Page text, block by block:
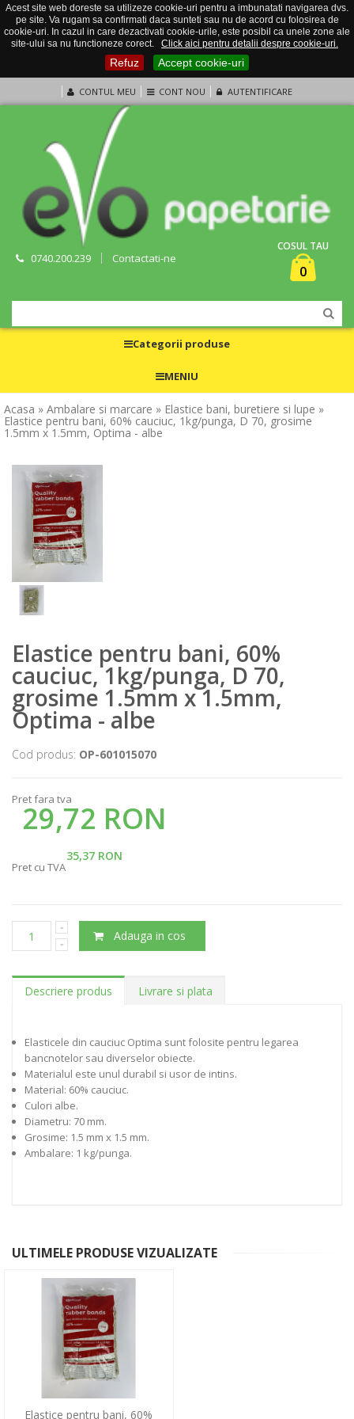
Acest site web doreste sa utilizeze cookie-uri pentru a imbunatati navigarea dvs.
pe site. Va rugam sa confirmati daca sunteti sau nu de acord cu folosirea de
cookie-uri. In cazul in care dezactivati cookie-urile, este posibil ca unele zone ale
site-ului sa nu functioneze corect.
Click aici pentru detalii despre cookie-uri.
Refuz Accept cookie-uri
CONTUL MEU CONT NOU AUTENTIFICARE
0740.200.239 Contactati-ne
COSUL TAU
0
Categorii produse
MENIU
Acasa » Ambalare si marcare » Elastice bani, buretiere si lupe »
Elastice pentru bani, 60% cauciuc, 1kg/punga, D 70, grosime
1.5mm x 1.5mm, Optima - albe
Elastice pentru bani, 60%
cauciuc, 1kg/punga, D 70,
grosime 1.5mm x 1.5mm,
Optima - albe
Cod produs: OP-601015070
Pret fara tva
29,72 RON
35,37 RON
Pret cu TVA
Adauga in cos
Descriere produs Livrare si plata
Elasticele din cauciuc Optima sunt folosite pentru legarea
bancnotelor sau diverselor obiecte.
Materialul este unul durabil si usor de intins.
Material: 60% cauciuc.
Culori albe.
Diametru: 70 mm.
Grosime: 1.5 mm x 1.5 mm.
Ambalare: 1 kg/punga.
ULTIMELE PRODUSE VIZUALIZATE
Elastice pentru bani, 60%